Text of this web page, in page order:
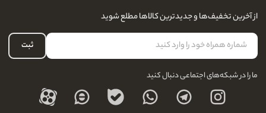
نحوه ارسال کالا
نحوه بازگشت کالا
درباره ما
لیست علاقه‌مندی
حساب کاربری
از آخرین تخفیف‌ها و جدیدترین کالاها مطلع شوید
ثبت
ما را در شبکه‌های اجتماعی دنبال کنید